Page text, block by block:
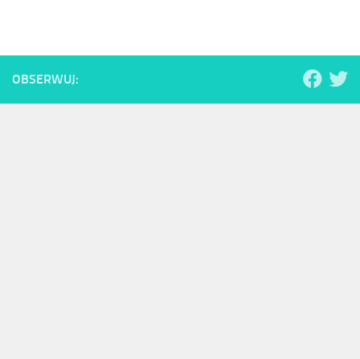
OBSERWUJ: